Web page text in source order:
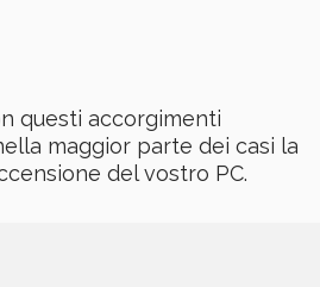
questi accorgimenti
maggior parte dei casi la
del vostro PC.